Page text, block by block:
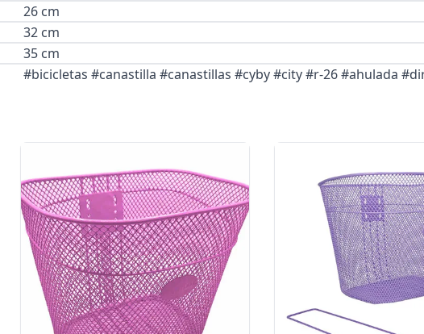
26 cm
32 cm
35 cm
#bicicletas #canastilla #canastillas #cyby #city #r-26 #ahulada